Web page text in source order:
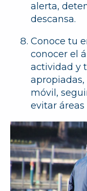
alerta,
descansa.
Conoce tu
conocer el
actividad y
móvil,
evitar áreas